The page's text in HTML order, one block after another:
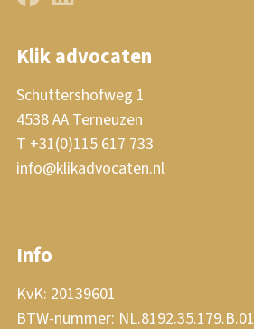
Klik advocaten
Schuttershofweg 1
4538 AA Terneuzen
T +31(0)115 617 733
info@klikadvocaten.nl
Info
KvK: 20139601
BTW-nummer: NL.8192.35.179.B.01